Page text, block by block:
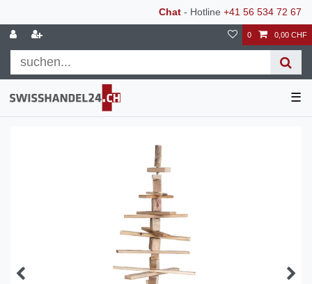
Chat - Hotline +41 56 534 72 67
0 0,00 CHF
☰